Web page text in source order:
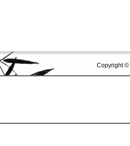
Copyright ©